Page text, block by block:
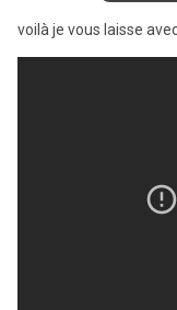
voilà je vous laisse